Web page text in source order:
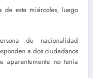
de este miércoles, luego
de nacionalidad
a dos ciudadanos
aparentemente no tenía